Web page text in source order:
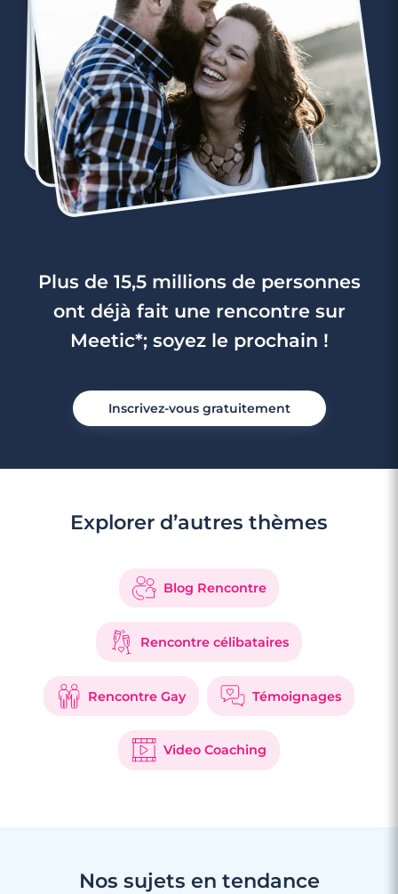
Rencontre à Challans
Rencontre à Chantonnay
Plus de 15,5 millions de personnes
ont déjà fait une rencontre sur
Meetic*; soyez le prochain !
Inscrivez-vous gratuitement
Explorer d’autres thèmes
Blog Rencontre
Rencontre célibataires
Rencontre Gay Témoignages
Video Coaching
Nos sujets en tendance